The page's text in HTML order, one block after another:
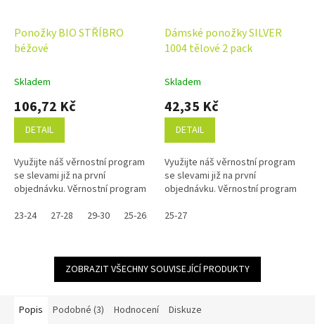
Ponožky BIO STŘÍBRO
béžové
Skladem
106,72 Kč
DETAIL
Využijte náš věrnostní program
se slevami již na první
objednávku. Věrnostní program
23-24
27-28 29-30 25-26 31-32
Dámské ponožky SILVER
1004 tělové 2 pack
Skladem
42,35 Kč
DETAIL
Využijte náš věrnostní program
se slevami již na první
objednávku. Věrnostní program
25-27
ZOBRAZIT VŠECHNY SOUVISEJÍCÍ PRODUKTY
Popis Podobné (3) Hodnocení Diskuze